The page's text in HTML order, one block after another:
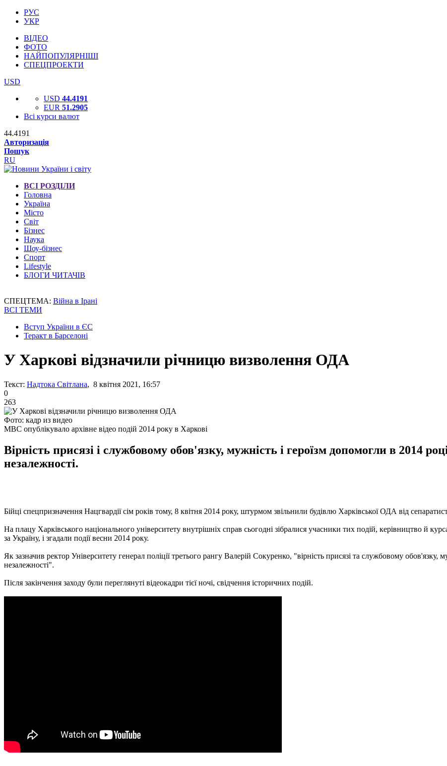
РУС
УКР
ВІДЕО
ФОТО
НАЙПОПУЛЯРНІШІ
СПЕЦПРОЕКТИ
USD
USD 44.4191
EUR 51.2905
Всі курси валют
44.4191
Авторизація
Пошук
RU
ВСІ РОЗДІЛИ
Головна
Україна
Місто
Світ
Бізнес
Наука
Шоу-бізнес
Спорт
Lifestyle
БЛОГИ ЧИТАЧІВ
СПЕЦТЕМА: Війна в Ірані
ВСІ ТЕМИ
Вступ України в ЄС
Теракт в Барселоні
У Харкові відзначили річницю визволення ОДА
Текст: Надтока Світлана, 8 квітня 2021, 16:57
0
263
Фото: кадр из видео
МВС опублікувало архівне відео подій 2014 року в Харкові
Вірність присязі і службовому обов'язку, мужність і героїзм допомогли в 2014
незалежності.
Бійці спецпризначення Нацгвардії сім років тому, 8 квітня 2014 року, штурмом звільнили будівлю Харківської ОДА від
На плацу Харківського національного університету внутрішніх справ сьогодні зібралися учасники тих подій, керівництво й
за Україну, і згадали події весни 2014 року.
Як зазначив ректор Університету генерал поліції третього рангу Валерій Сокуренко, "вірність присязі та службовому обов'язку,
незалежності".
Після закінчення заходу були переглянуті відеокадри тієї ночі, свідчення історичних подій.